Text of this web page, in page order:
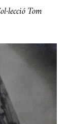
Tom